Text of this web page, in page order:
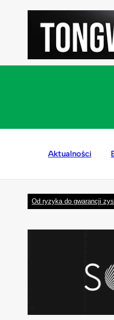
Aktualności
Od ryzyka do gwarancji